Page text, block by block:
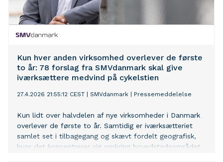
Kun hver anden virksomhed overlever de første
to år: 78 forslag fra SMVdanmark skal give
iværksættere medvind på cykelstien
27.4.2026 21:55:12 CEST SMVdanmark Pressemeddelelse
Kun lidt over halvdelen af nye virksomheder i Danmark
overlever de første to år. Samtidig er iværksætteriet
samlet set i tilbagegang og skævt fordelt geografisk,
hvor det koncentrerer sig omkring hovedstadsområdet.